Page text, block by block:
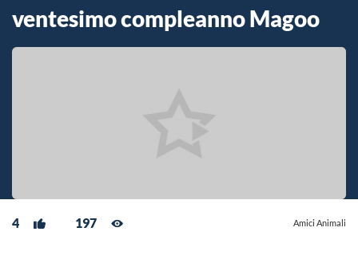
ventesimo compleanno Magoo
4 197 Amici Animali